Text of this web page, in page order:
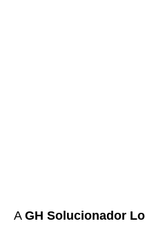
A GH Solucionador